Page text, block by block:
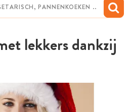
lekkers dankzij